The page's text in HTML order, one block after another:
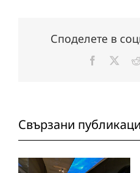
Споделете в
Facebook
Свързани